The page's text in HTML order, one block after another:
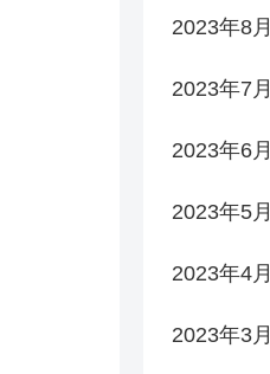
2023年8月
2023年7月
2023年6月
2023年5月
2023年4月
2023年3月